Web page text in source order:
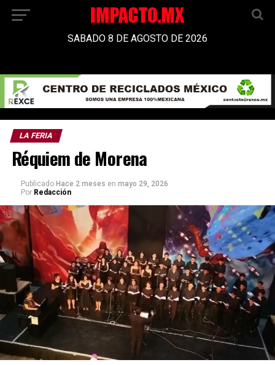
SABADO 8 DE AGOSTO DE 2026
LA FERIA
Réquiem de Morena
Publicado Hace 2 meses en mayo 29, 2026
Por Redacción